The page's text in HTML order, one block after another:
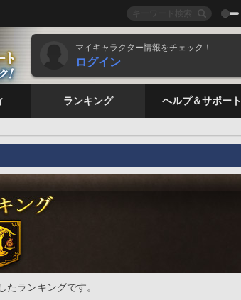
マイキャラクター情報をチェック！
ログイン
ランキング ヘルプ＆サポート
ランキングです。